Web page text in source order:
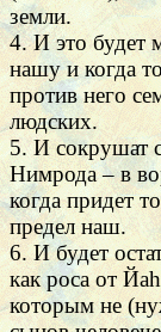
земли.
4. И это будет
нашу и когда
против него
людских.
5. И сокрушат
Нимрода – в
когда придет
предел наш.
6. И будет
как роса от
которым не